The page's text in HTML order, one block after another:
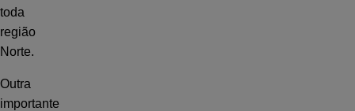
toda
região
Norte.
Outra
importante